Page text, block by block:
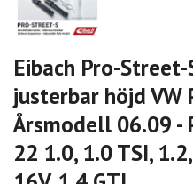
Eibach Pro-
justerbar höjd VW
Årsmodell 06.09 -
22 1.0, 1.0 TSI,